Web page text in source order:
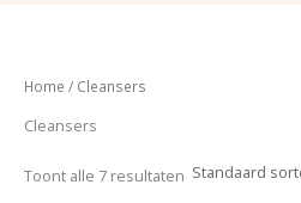
Home / Cleansers
Cleansers
Toont alle 7 resultaten